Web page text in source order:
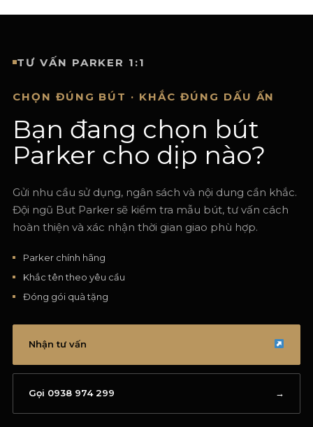
TƯ VẤN PARKER 1:1
CHỌN ĐÚNG BÚT · KHẮC ĐÚNG DẤU ẤN
Bạn đang chọn bút
Parker cho dịp nào?
Gửi nhu cầu sử dụng, ngân sách và nội dung cần khắc.
Đội ngũ But Parker sẽ kiểm tra mẫu bút, tư vấn cách
hoàn thiện và xác nhận thời gian giao phù hợp.
Parker chính hãng
Khắc tên theo yêu cầu
Đóng gói quà tặng
Nhận tư vấn
Gọi 0938 974 299 →